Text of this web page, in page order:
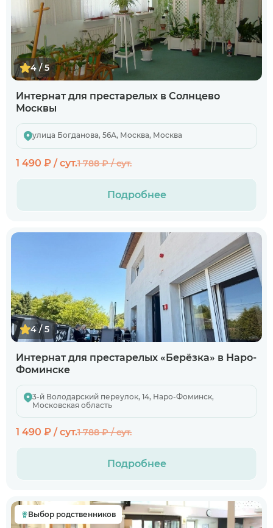
4 / 5
Интернат для престарелых в Солнцево
Москвы
улица Богданова, 56А, Москва, Москва
1 490 ₽ / сут.1 788 ₽ / сут.
Подробнее
4 / 5
Интернат для престарелых «Берёзка» в Наро-
Фоминске
3-й Володарский переулок, 14, Наро-Фоминск,
Московская область
1 490 ₽ / сут.1 788 ₽ / сут.
Подробнее
Выбор родственников